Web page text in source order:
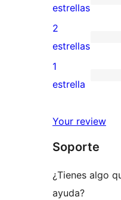
de
4
estrellas
0
valoraciones
de
3
estrellas
estrellas
0
valoraciones
de
estrellas
2
estrellas
0
de
estrellas
1
estrella
Your review
Soporte
¿Tienes algo
ayuda?